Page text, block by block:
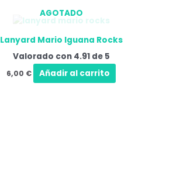
AGOTADO
Lanyard Mario Iguana Rocks
Valorado con 4.91de 5
6,00 € Añadir al carrito